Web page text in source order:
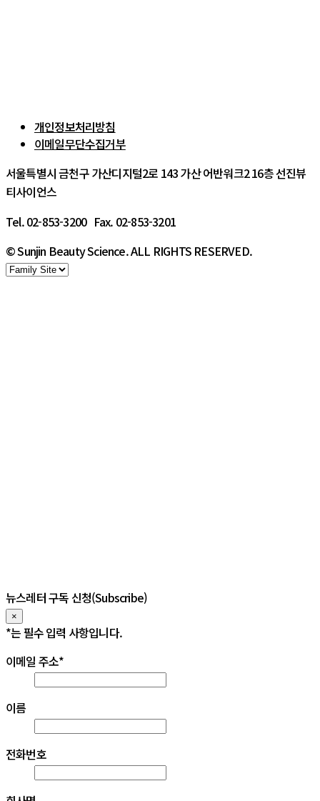
개인정보처리방침
이메일무단수집거부
서울특별시 금천구 가산디지털2로 143 가산 어반워크2 16층 선진뷰
티사이언스
Tel. 02-853-3200 Fax. 02-853-3201
© Sunjin Beauty Science. ALL RIGHTS RESERVED.
뉴스레터 구독 신청(Subscribe)
×
*는 필수 입력 사항입니다.
이메일 주소*
이름
전화번호